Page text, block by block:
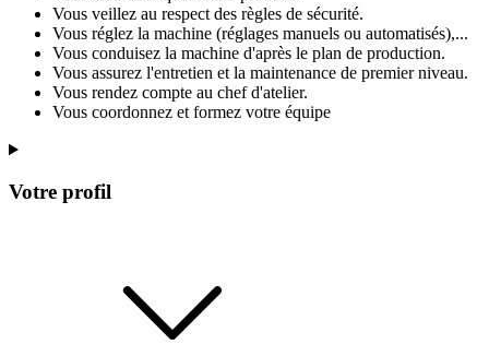
Vous veillez au respect des règles de sécurité.
Vous réglez la machine (réglages manuels ou automatisés),...
Vous conduisez la machine d'après le plan de production.
Vous assurez l'entretien et la maintenance de premier niveau.
Vous rendez compte au chef d'atelier.
Vous coordonnez et formez votre équipe
Votre profil